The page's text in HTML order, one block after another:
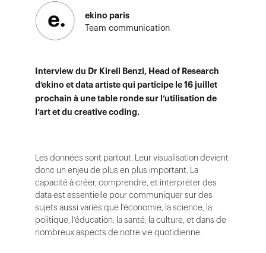
Interview du Dr Kirell Benzi, Head of Research
d’ekino et data artiste qui participe le 16 juillet
prochain à une table ronde sur l’utilisation de
l’art et du creative coding.
ekino paris
Team communication
Les données sont partout. Leur visualisation devient
donc un enjeu de plus en plus important. La
capacité à créer, comprendre, et interpréter des
data est essentielle pour communiquer sur des
sujets aussi variés que l’économie, la science, la
politique, l’éducation, la santé, la culture, et dans de
nombreux aspects de notre vie quotidienne.